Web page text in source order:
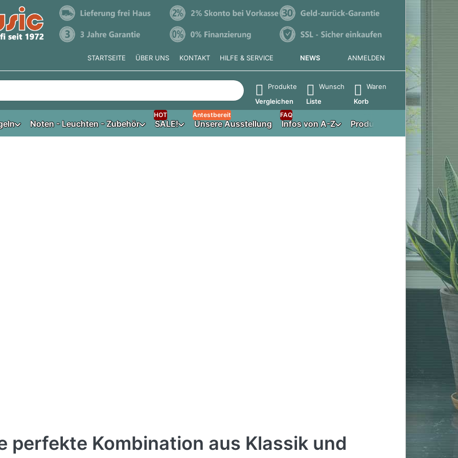
STARTSEITE ÜBER UNS KONTAKT HILFE & SERVICE NEWS ANMELDEN
tippen, erscheinen automatisch erste Ergebnisse. Drücken Sie die Eingabetaste, um alle Ergebnisse aufzurufen.
Produkte
Vergleichen
Wunsch
Liste
Waren
Korb
Noten - Leuchten - Zubehör SALE!
HOT
Unsere Ausstellung
Antestbereit
Infos von A-Z
FAQ
Produktberater
perfekte Kombination aus Klassik und